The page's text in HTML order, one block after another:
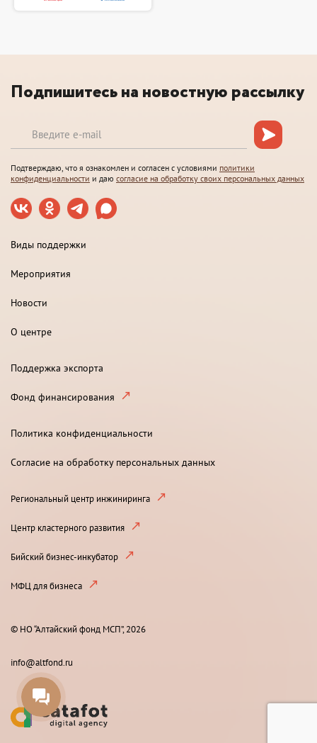
Подпишитесь на новостную рассылку
Подтверждаю, что я ознакомлен и согласен с условиями политики
конфиденциальности и даю согласие на обработку своих персональных данных
Виды поддержки
Мероприятия
Новости
О центре
Поддержка экспорта
Фонд финансирования
Политика конфиденциальности
Согласие на обработку персональных данных
Региональный центр инжиниринга
Центр кластерного развития
Бийский бизнес-инкубатор
МФЦ для бизнеса
© НО “Алтайский фонд МСП”, 2026
info@altfond.ru